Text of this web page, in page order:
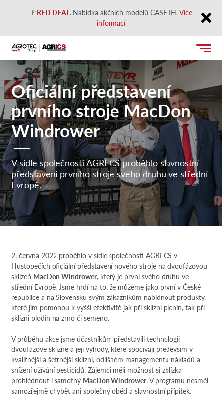
🚩RED DEAL. Nabídka akčních modelů CASE IH.Více
informací
Close
Oficiální představení
prvního stroje MacDon
Windrower
V sídle společnosti AGRI CS proběhlo slavnostní
představení prvního stroje svého druhu ve střední
Evropě.
2. června 2022 proběhlo v sídle společnosti AGRI CS v
Hustopečích oficiální představení nového stroje na dvoufázovou
sklizeň MacDon Windrower, který je první svého druhu ve
střední Evropě. Jsme hrdí na to, že můžeme jako první v České
republice a na Slovensku svým zákazníkům nabídnout produkty,
které jim pomohou k vyšší efektivitě jak při sklizni pícnin, tak při
sklizni plodin na zrno či semeno.
V průběhu akce jsme účastníkům představili technologii
dvoufázové sklizně a její výhody, které spočívají především v
kvalitnější a šetrnější sklizni, odlišném managementu nákladů a
snížení užívání pesticidů. Zájemci měli možnost si zblízka
prohlédnout i samotný MacDon Windrower. V programu nesměl
samozřejmě chybět ani společný oběd a slavnostní přípitek.